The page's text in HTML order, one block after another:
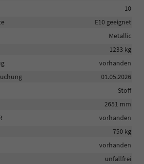
10
E10 geeignet
Metallic
1233 kg
vorhanden
01.05.2026
Stoff
2651 mm
vorhanden
750 kg
vorhanden
unfallfrei